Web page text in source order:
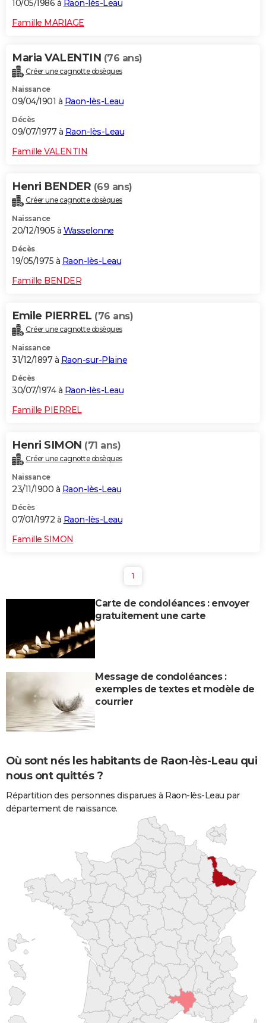
10/05/1986 à Raon-lès-Leau
Famille MARIAGE
Maria VALENTIN (76 ans)
Créer une cagnotte obsèques
Naissance
09/04/1901 à Raon-lès-Leau
Décès
09/07/1977 à Raon-lès-Leau
Famille VALENTIN
Henri BENDER (69 ans)
Créer une cagnotte obsèques
Naissance
20/12/1905 à Wasselonne
Décès
19/05/1975 à Raon-lès-Leau
Famille BENDER
Emile PIERREL (76 ans)
Créer une cagnotte obsèques
Naissance
31/12/1897 à Raon-sur-Plaine
Décès
30/07/1974 à Raon-lès-Leau
Famille PIERREL
Henri SIMON (71 ans)
Créer une cagnotte obsèques
Naissance
23/11/1900 à Raon-lès-Leau
Décès
07/01/1972 à Raon-lès-Leau
Famille SIMON
1
Carte de condoléances : envoyer
gratuitement une carte
Message de condoléances :
exemples de textes et modèle de
courrier
Où sont nés les habitants de Raon-lès-Leau qui
nous ont quittés ?
Répartition des personnes disparues à Raon-lès-Leau par
département de naissance.